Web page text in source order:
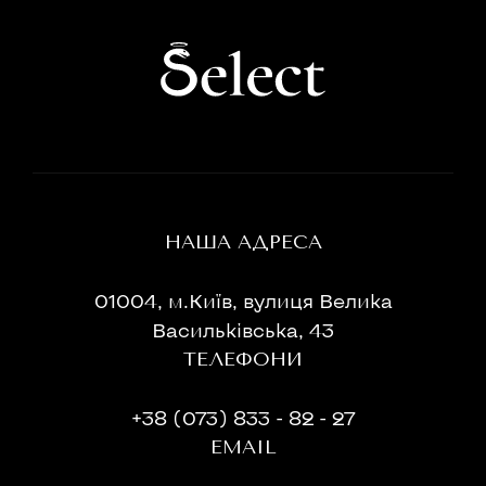
НАША АДРЕСА
01004, м.Київ, вулиця Велика
Васильківська, 43
ТЕЛЕФОНИ
+38 (073) 833 - 82 - 27
EMAIL